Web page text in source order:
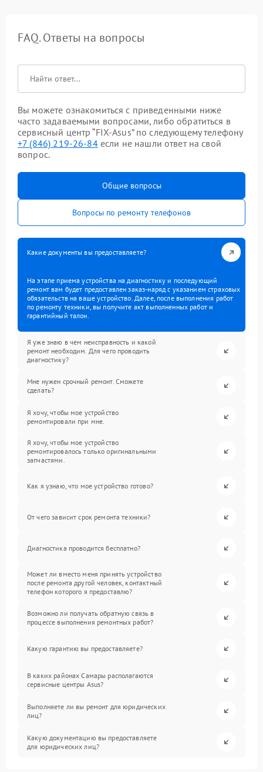
FAQ. Ответы на вопросы
Вы можете ознакомиться с приведенными ниже
часто задаваемыми вопросами, либо обратиться в
сервисный центр “FIX-Asus” по следующему телефону
+7 (846) 219-26-84если не нашли ответ на свой
вопрос.
Общие вопросы
Вопросы по ремонту телефонов
Какие документы вы предоставляете?
На этапе приема устройства на диагностику и последующий
ремонт вам будет предоставлен заказ-наряд с указанием страховых
обязательств на ваше устройство. Далее, после выполнения работ
по ремонту техники, вы получите акт выполненных работ и
гарантийный талон.
Я уже знаю в чем неисправность и какой
ремонт необходим. Для чего проводить
диагностику?
Мне нужен срочный ремонт. Сможете
сделать?
Я хочу, чтобы мое устройство
ремонтировали при мне.
Я хочу, чтобы мое устройство
ремонтировалось только оригинальными
запчастями.
Как я узнаю, что мое устройство готово?
От чего зависит срок ремонта техники?
Диагностика проводится бесплатно?
Может ли вместо меня принять устройство
после ремонта другой человек, контактный
телефон которого я предоставлю?
Возможно ли получать обратную связь в
процессе выполнения ремонтных работ?
Какую гарантию вы предоставляете?
В каких районах Самары располагаются
сервисные центры Asus?
Выполняете ли вы ремонт для юридических
лиц?
Какую документацию вы предоставляете
для юридических лиц?